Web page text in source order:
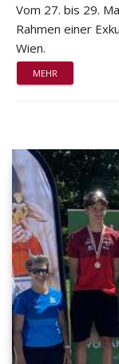
Vom 27. bis 29.
Rahmen einer
Wien.
MEHR